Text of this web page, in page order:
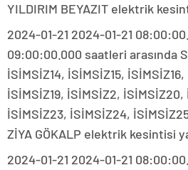
YILDIRIM BEYAZIT elektrik
2024-01-21 2024-01-21
09:00:00.000 saatleri arasında
İSİMSİZ14, İSİMSİZ15,
İSİMSİZ19, İSİMSİZ2,
İSİMSİZ23, İSİMSİZ24,
ZİYA GÖKALP elektrik kesintisi
2024-01-21 2024-01-21